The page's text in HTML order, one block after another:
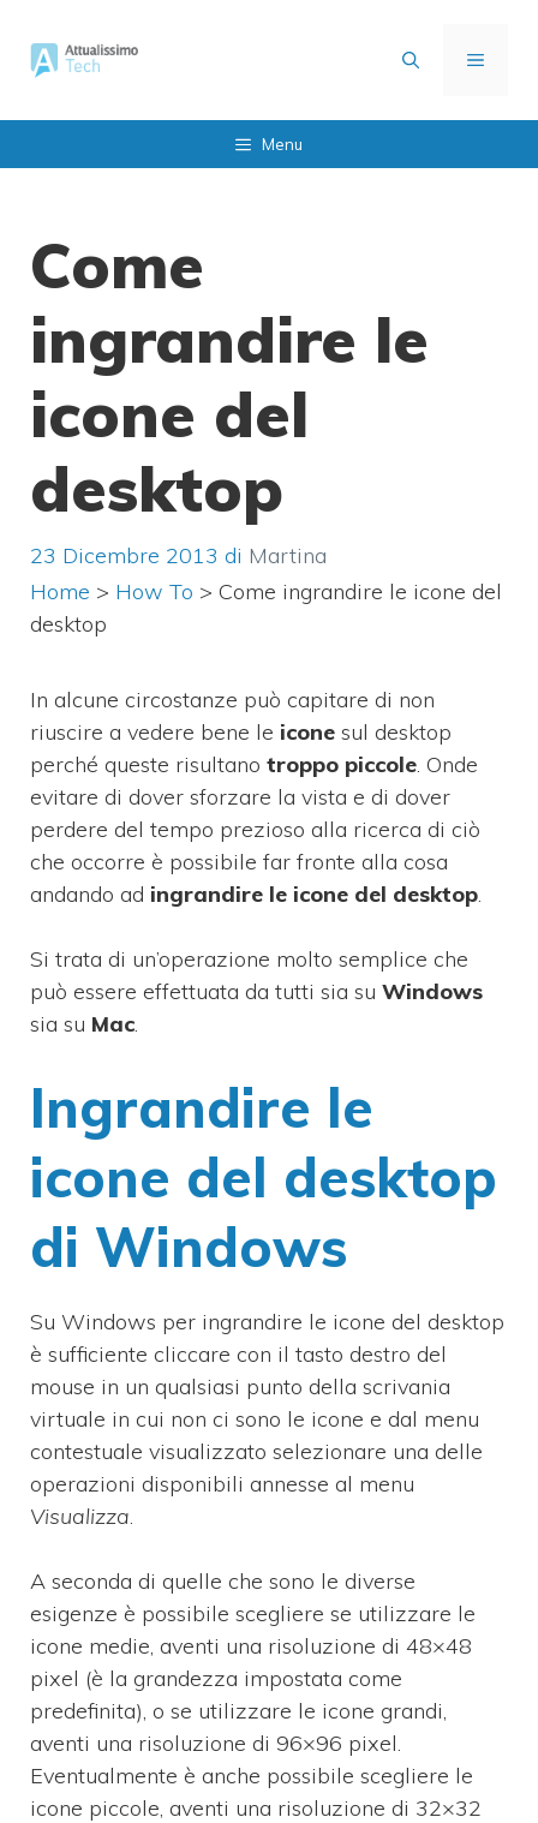
contenuto
MENU
Menu
Come
ingrandire le
icone del
desktop
23 Dicembre 2013 di Martina
Home > How To > Come ingrandire le icone del
desktop
In alcune circostanze può capitare di non
riuscire a vedere bene le icone sul desktop
perché queste risultano troppo piccole. Onde
evitare di dover sforzare la vista e di dover
perdere del tempo prezioso alla ricerca di ciò
che occorre è possibile far fronte alla cosa
andando ad ingrandire le icone del desktop.
Si trata di un’operazione molto semplice che
può essere effettuata da tutti sia su Windows
sia su Mac.
Ingrandire le
icone del desktop
di Windows
Su Windows per ingrandire le icone del desktop
è sufficiente cliccare con il tasto destro del
mouse in un qualsiasi punto della scrivania
virtuale in cui non ci sono le icone e dal menu
contestuale visualizzato selezionare una delle
operazioni disponibili annesse al menu
Visualizza.
A seconda di quelle che sono le diverse
esigenze è possibile scegliere se utilizzare le
icone medie, aventi una risoluzione di 48×48
pixel (è la grandezza impostata come
predefinita), o se utilizzare le icone grandi,
aventi una risoluzione di 96×96 pixel.
Eventualmente è anche possibile scegliere le
icone piccole, aventi una risoluzione di 32×32